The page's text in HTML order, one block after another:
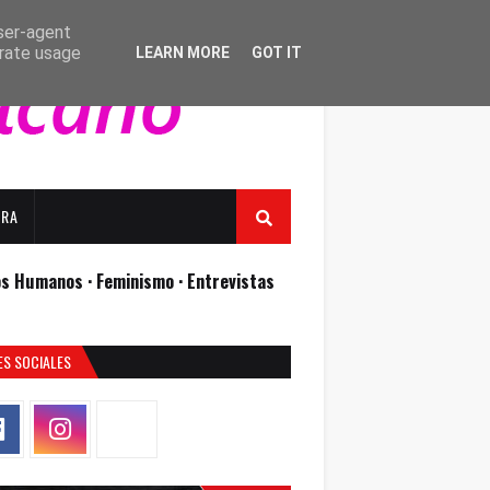
Humanos · Feminismo · Entrevistas
SOCIALES
agent
usage
LEARN MORE GOT IT